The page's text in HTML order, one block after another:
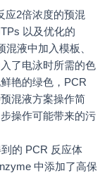
应2倍浓度的预混
以及优化的
液中加入模板、
了电泳时所需的色
艳的绿色，PCR
混液方案操作简
操作可能带来的污
的 PCR 反应体
中添加了高保